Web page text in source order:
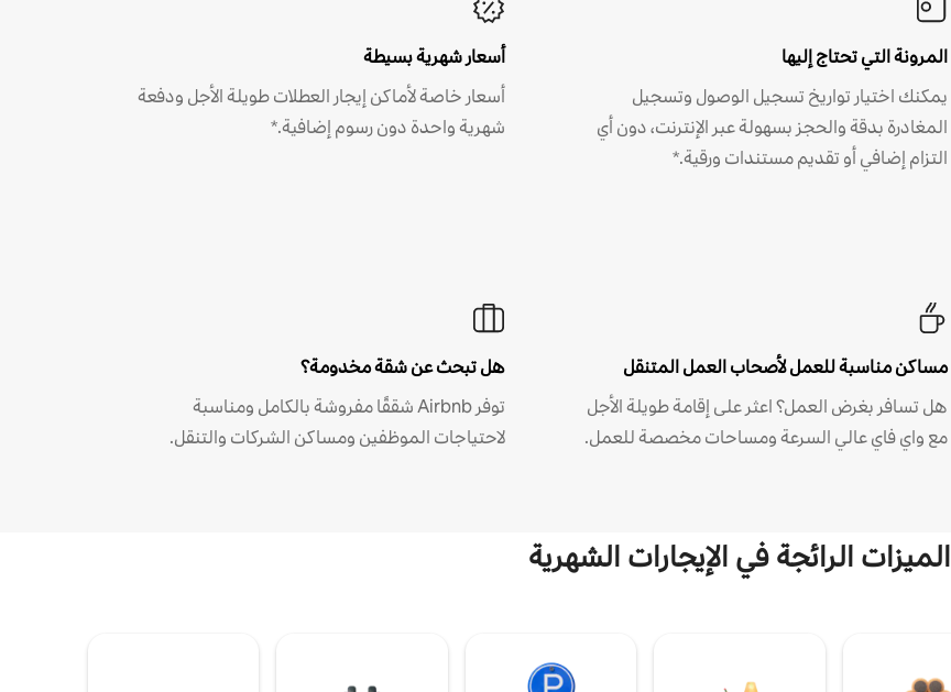
المرونة التي تحتاج إليها
يمكنك اختيار تواريخ تسجيل الوصول وتسجيل
المغادرة بدقة والحجز بسهولة عبر الإنترنت، دون أي
التزام إضافي أو تقديم مستندات ورقية.*
أسعار شهرية بسيطة
أسعار خاصة لأماكن إيجار العطلات طويلة الأجل ودفعة
شهرية واحدة دون رسوم إضافية.*
مساكن مناسبة للعمل لأصحاب العمل المتنقل
هل تسافر بغرض العمل؟ اعثر على إقامة طويلة الأجل
مع واي فاي عالي السرعة ومساحات مخصصة للعمل.
هل تبحث عن شقة مخدومة؟
توفر Airbnb شققًا مفروشة بالكامل ومناسبة
لاحتياجات الموظفين ومساكن الشركات والتنقل.
الميزات الرائجة في الإيجارات الشهرية